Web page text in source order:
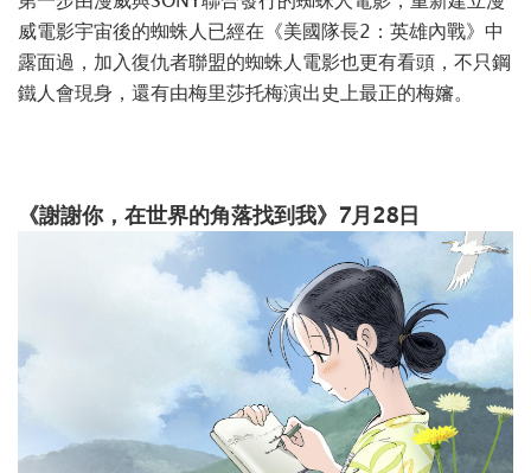
威電影宇宙後的蜘蛛人已經在《美國隊長2：英雄內戰》中
露面過，加入復仇者聯盟的蜘蛛人電影也更有看頭，不只鋼
鐵人會現身，還有由梅里莎托梅演出史上最正的梅嬸。
《謝謝你，在世界的角落找到我》7月28日